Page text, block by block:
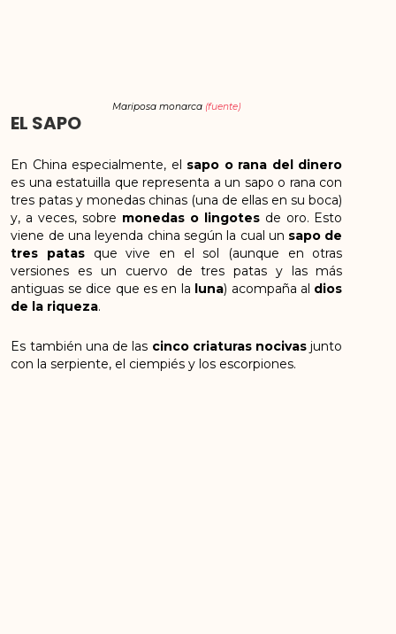
Mariposa monarca (fuente)
EL SAPO
En China especialmente, el sapo o rana del dinero
es una estatuilla que representa a un sapo o rana con
tres patas y monedas chinas (una de ellas en su boca)
y, a veces, sobre monedas o lingotesde oro. Esto
viene de una leyenda china según la cual un sapo de
tres patas que vive en el sol (aunque en otras
versiones es un cuervo de tres patas y las más
antiguas se dice que es en la luna) acompaña al dios
de la riqueza.
Es también una de las cinco criaturas nocivas junto
con la serpiente, el ciempiés y los escorpiones.